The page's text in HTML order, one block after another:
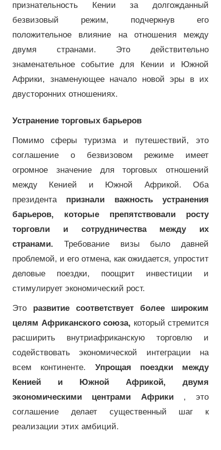
признательность Кении за долгожданный
безвизовый режим, подчеркнув его
положительное влияние на отношения между
двумя странами. Это действительно
знаменательное событие для Кении и Южной
Африки, знаменующее начало новой эры в их
двусторонних отношениях.
Устранение торговых барьеров
Помимо сферы туризма и путешествий, это
соглашение о безвизовом режиме имеет
огромное значение для торговых отношений
между Кенией и Южной Африкой. Оба
президента признали важность устранения
барьеров, которые препятствовали росту
торговли и сотрудничества между их
странами. Требование визы было давней
проблемой, и его отмена, как ожидается, упростит
деловые поездки, поощрит инвестиции и
стимулирует экономический рост.
Это развитие соответствует более широким
целям Африканского союза, который стремится
расширить внутриафриканскую торговлю и
содействовать экономической интеграции на
всем континенте. Упрощая поездки между
Кенией и Южной Африкой, двумя
экономическими центрами Африки, это
соглашение делает существенный шаг к
реализации этих амбиций.